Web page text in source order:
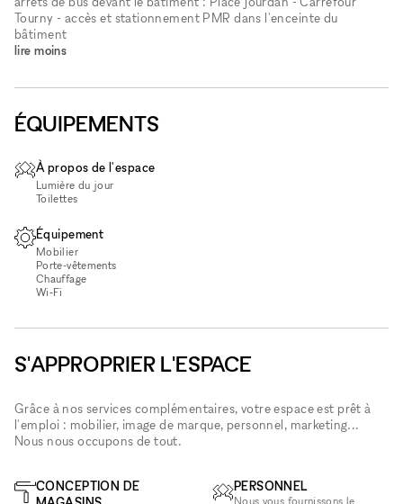
Tourny - accès et stationnement PMR dans l'enceinte du
bâtiment
lire moins
ÉQUIPEMENTS
À propos de l'espace
Lumière du jour
Toilettes
Équipement
Mobilier
Porte-vêtements
Chauffage
Wi‑Fi
S'APPROPRIER L'ESPACE
Grâce à nos services complémentaires, votre espace est prêt à
l'emploi : mobilier, image de marque, personnel, marketing...
Nous nous occupons de tout.
CONCEPTION DE
PERSONNEL
Nous vous fournissons le